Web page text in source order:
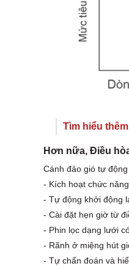
Tìm hiểu
Hơn nữa, Điều
Cánh đảo gió tự
- Kích hoạt chức
- Tự động khởi động
- Cài đặt hẹn giờ từ
- Phin lọc dạng lưới
- Rãnh ở miệng hút
- Tự chẩn đoán và